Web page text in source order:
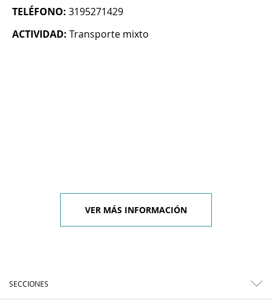
TELÉFONO: 3195271429
ACTIVIDAD: Transporte mixto
VER MÁS INFORMACIÓN
SECCIONES